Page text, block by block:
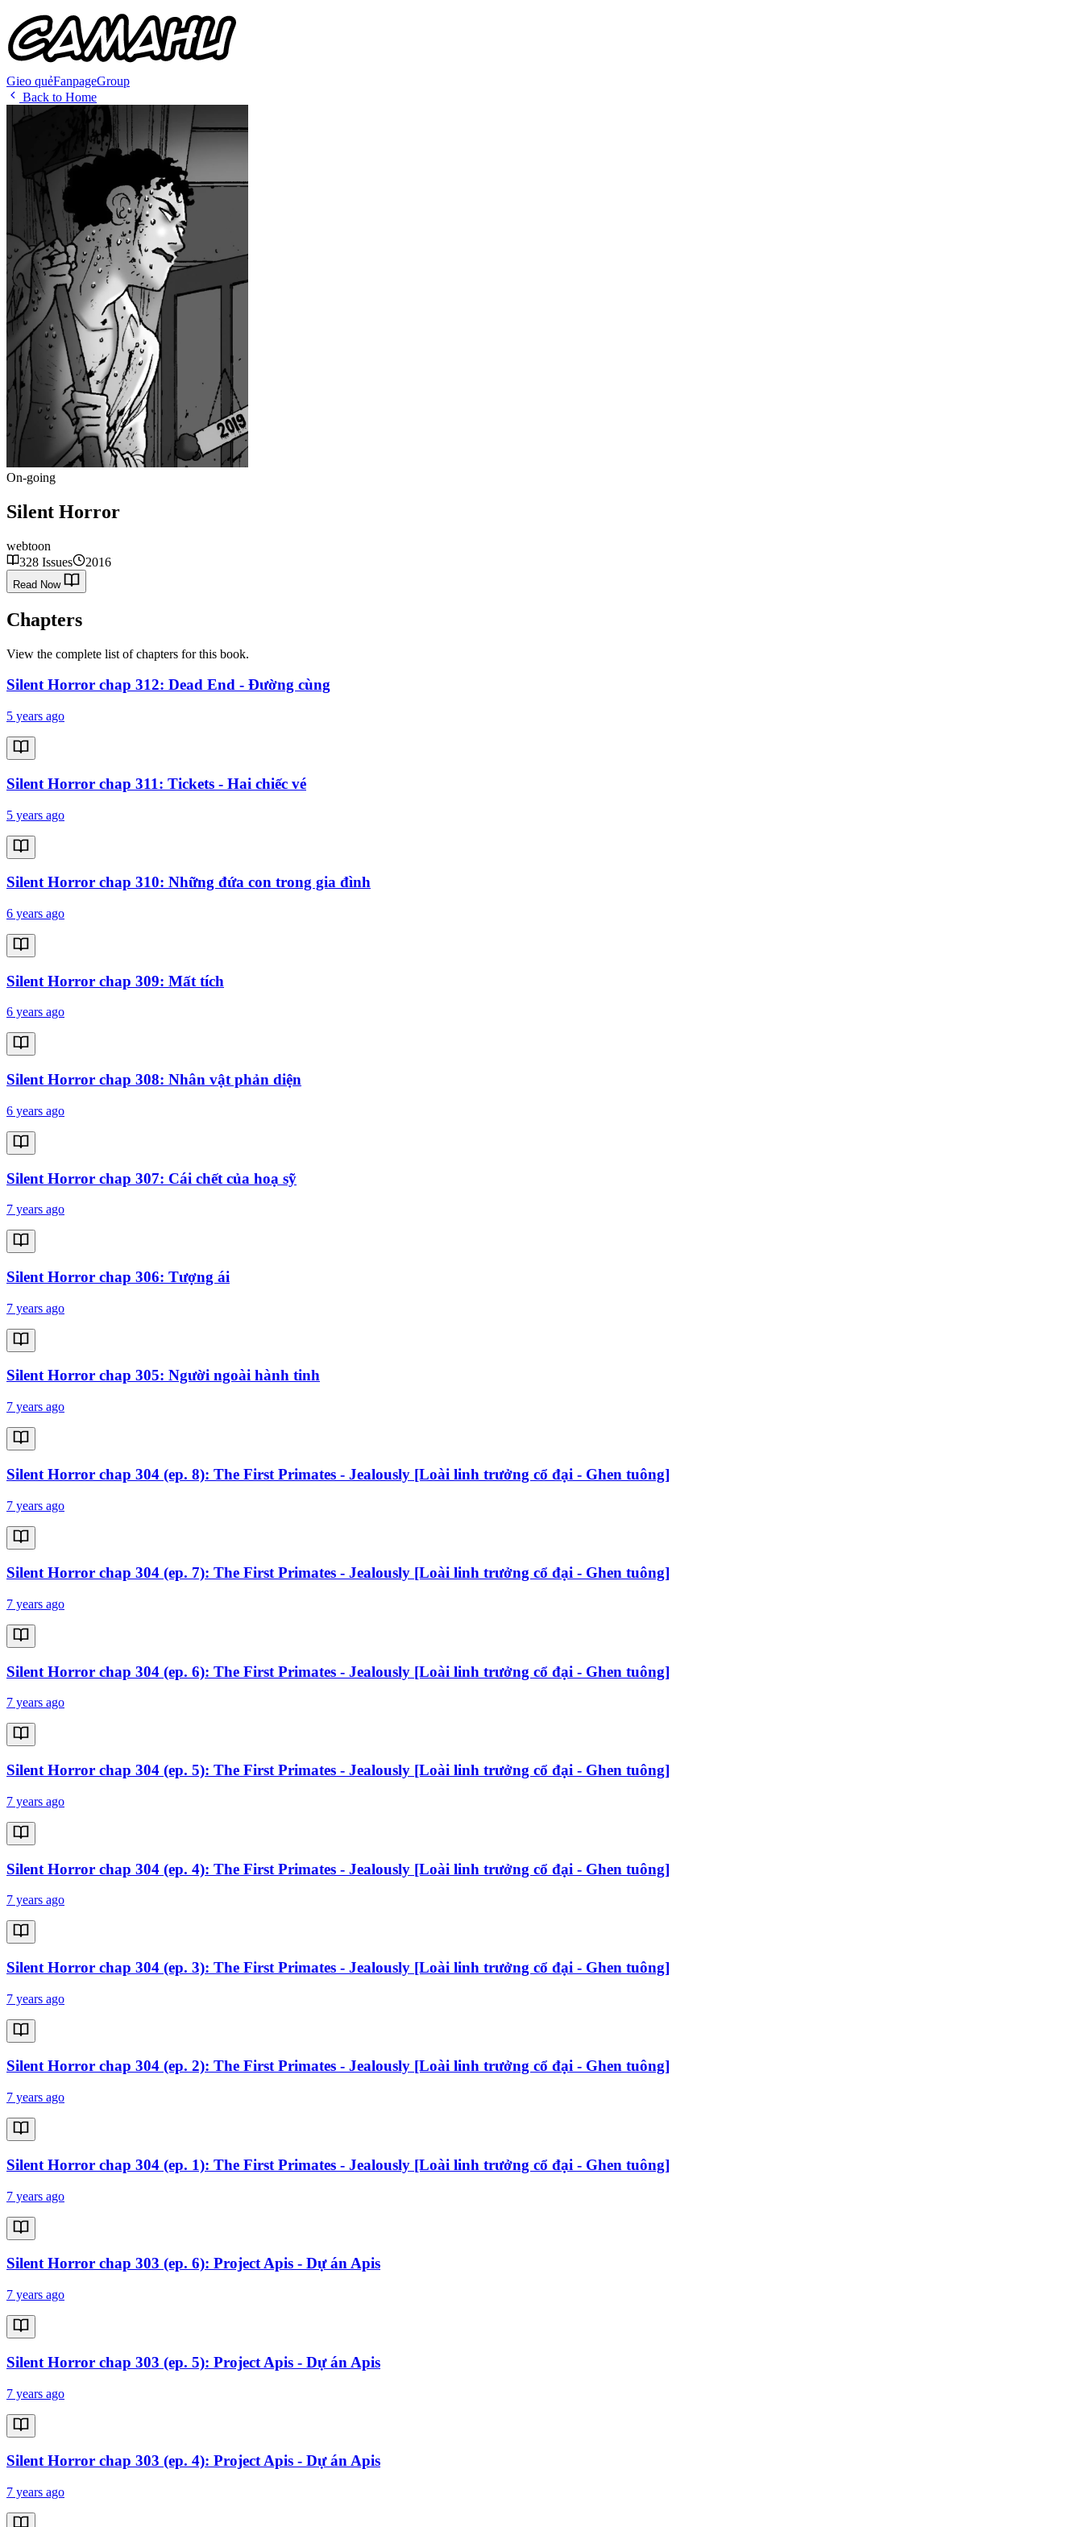
Gieo quẻFanpageGroup
Back to Home
On-going
Silent Horror
webtoon
328 Issues
2016
Read Now
Chapters
View the complete list of chapters for this book.
Silent Horror chap 312: Dead End - Đường cùng
5 years ago
Silent Horror chap 311: Tickets - Hai chiếc vé
5 years ago
Silent Horror chap 310: Những đứa con trong gia đình
6 years ago
Silent Horror chap 309: Mất tích
6 years ago
Silent Horror chap 308: Nhân vật phản diện
6 years ago
Silent Horror chap 307: Cái chết của hoạ sỹ
7 years ago
Silent Horror chap 306: Tượng ái
7 years ago
Silent Horror chap 305: Người ngoài hành tinh
7 years ago
Silent Horror chap 304 (ep. 8): The First Primates - Jealously [Loài linh trưởng cổ đại - Ghen tuông]
7 years ago
Silent Horror chap 304 (ep. 7): The First Primates - Jealously [Loài linh trưởng cổ đại - Ghen tuông]
7 years ago
Silent Horror chap 304 (ep. 6): The First Primates - Jealously [Loài linh trưởng cổ đại - Ghen tuông]
7 years ago
Silent Horror chap 304 (ep. 5): The First Primates - Jealously [Loài linh trưởng cổ đại - Ghen tuông]
7 years ago
Silent Horror chap 304 (ep. 4): The First Primates - Jealously [Loài linh trưởng cổ đại - Ghen tuông]
7 years ago
Silent Horror chap 304 (ep. 3): The First Primates - Jealously [Loài linh trưởng cổ đại - Ghen tuông]
7 years ago
Silent Horror chap 304 (ep. 2): The First Primates - Jealously [Loài linh trưởng cổ đại - Ghen tuông]
7 years ago
Silent Horror chap 304 (ep. 1): The First Primates - Jealously [Loài linh trưởng cổ đại - Ghen tuông]
7 years ago
Silent Horror chap 303 (ep. 6): Project Apis - Dự án Apis
7 years ago
Silent Horror chap 303 (ep. 5): Project Apis - Dự án Apis
7 years ago
Silent Horror chap 303 (ep. 4): Project Apis - Dự án Apis
7 years ago